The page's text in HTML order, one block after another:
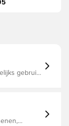
gebruik